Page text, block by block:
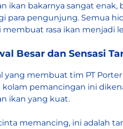
ikan bakarnya sangat
para pengunjung. Semua
membuat rasa ikan menjadi
Besar dan Sensasi
yang membuat tim PT
kolam pemancingan ini
ikan yang kuat.
memancing, ini adalah